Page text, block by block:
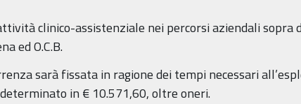
clinico-assistenziale nei percorsi aziendali
ed O.C.B.
sarà fissata in ragione dei tempi necessari
in € 10.571,60, oltre oneri.